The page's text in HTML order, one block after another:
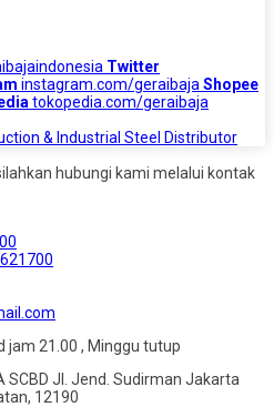
Twitter
instagram.com/geraibaja Shopee
tokopedia.com/geraibaja
& Industrial Steel Distributor
hubungi kami melalui kontak
jam 21.00 , Minggu tutup
SCBD Jl. Jend. Sudirman Jakarta
12190